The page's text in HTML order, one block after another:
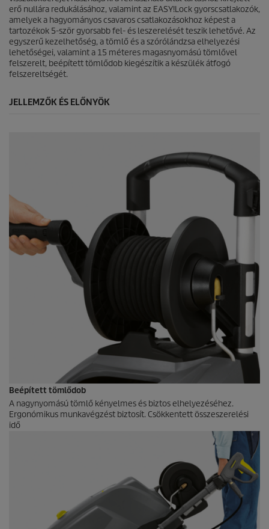
erő nullára redukálásához, valamint az EASY!Lock gyorscsatlakozók,
amelyek a hagyományos csavaros csatlakozásokhoz képest a
tartozékok 5-ször gyorsabb fel- és leszerelését teszik lehetővé. Az
egyszerű kezelhetőség, a tömlő és a szórólándzsa elhelyezési
lehetőségei, valamint a 15 méteres magasnyomású tömlővel
felszerelt, beépített tömlődob kiegészítik a készülék átfogó
felszereltségét.
JELLEMZŐK ÉS ELŐNYÖK
Beépített tömlődob
A nagynyomású tömlő kényelmes és biztos elhelyezéséhez.
Ergonómikus munkavégzést biztosít. Csökkentett összeszerelési
idő